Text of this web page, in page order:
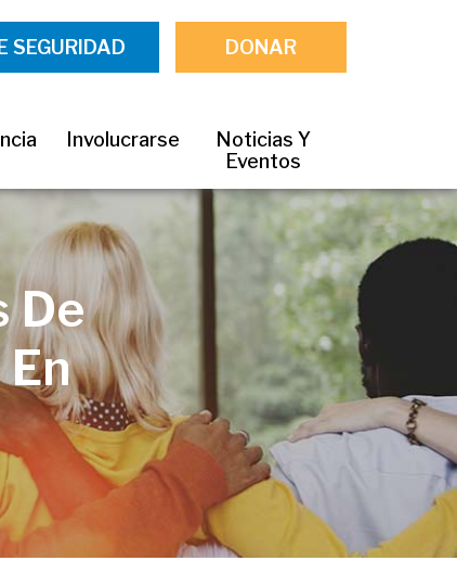
SEGURIDAD DONAR
Involucrarse
Noticias Y
Eventos
De